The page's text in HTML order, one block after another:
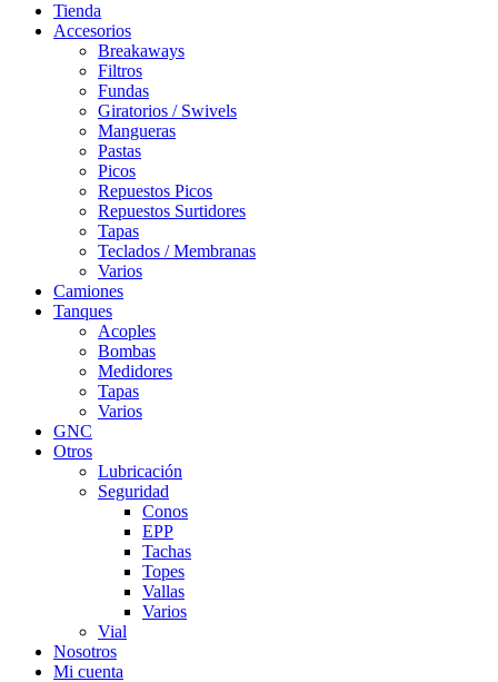
Tienda
Accesorios
Breakaways
Filtros
Fundas
Giratorios / Swivels
Mangueras
Pastas
Picos
Repuestos Picos
Repuestos Surtidores
Tapas
Teclados / Membranas
Varios
Camiones
Tanques
Acoples
Bombas
Medidores
Tapas
Varios
GNC
Otros
Lubricación
Seguridad
Conos
EPP
Tachas
Topes
Vallas
Varios
Vial
Nosotros
Mi cuenta